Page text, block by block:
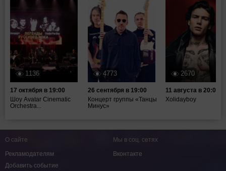
1136
17 октября в 19:00
Шоу Avatar Cinematic
Orchestra...
4773
26 сентября в 19:00
Концерт группы «Танцы
Минус»
2670
11 августа в 20:00
Xolidayboy
О сайте
Рекламодателям
Добавить событие
Мы в соц. сетях
Вконтакте